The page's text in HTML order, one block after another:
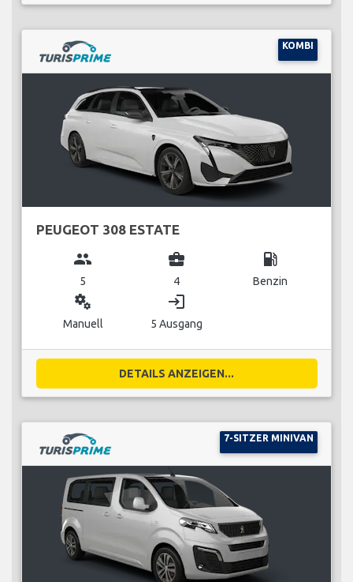
KOMBI
PEUGEOT 308 ESTATE
group
5
business_center
4
local_gas_station
Benzin
miscellaneous_services
Manuell
login
5 Ausgang
DETAILS ANZEIGEN...
7-SITZER MINIVAN